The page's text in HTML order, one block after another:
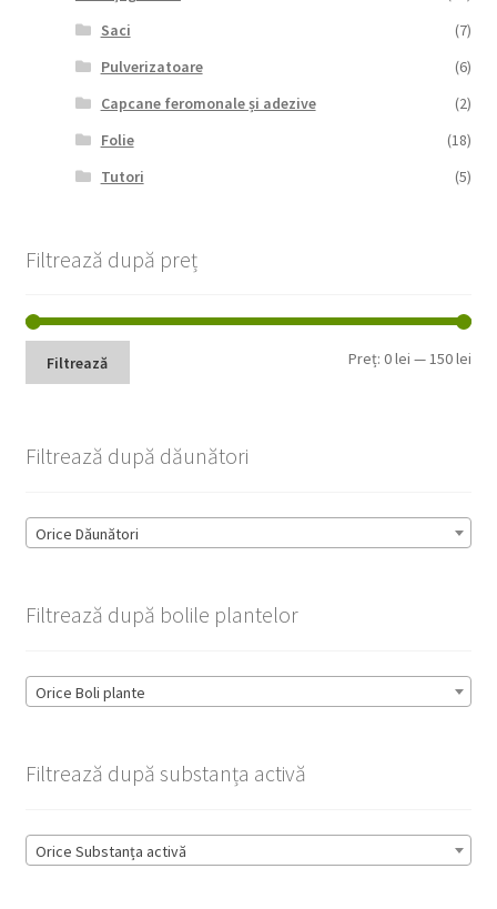
Saci
(7)
Pulverizatoare
(6)
Capcane feromonale și adezive
(2)
Folie
(18)
Tutori
(5)
Filtrează după preț
Filtrează Preț:0 lei —150 lei
Filtrează după dăunători
Orice Dăunători
Filtrează după bolile plantelor
Orice Boli plante
Filtrează după substanța activă
Orice Substanța activă